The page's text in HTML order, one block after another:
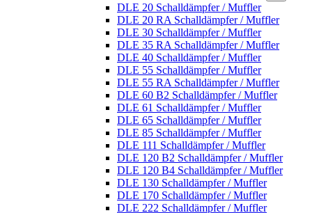
DLE 20 Schalldämpfer / Muffler
DLE 20 RA Schalldämpfer / Muffler
DLE 30 Schalldämpfer / Muffler
DLE 35 RA Schalldämpfer / Muffler
DLE 40 Schalldämpfer / Muffler
DLE 55 Schalldämpfer / Muffler
DLE 55 RA Schalldämpfer / Muffler
DLE 60 B2 Schalldämpfer / Muffler
DLE 61 Schalldämpfer / Muffler
DLE 65 Schalldämpfer / Muffler
DLE 85 Schalldämpfer / Muffler
DLE 111 Schalldämpfer / Muffler
DLE 120 B2 Schalldämpfer / Muffler
DLE 120 B4 Schalldämpfer / Muffler
DLE 130 Schalldämpfer / Muffler
DLE 170 Schalldämpfer / Muffler
DLE 222 Schalldämpfer / Muffler